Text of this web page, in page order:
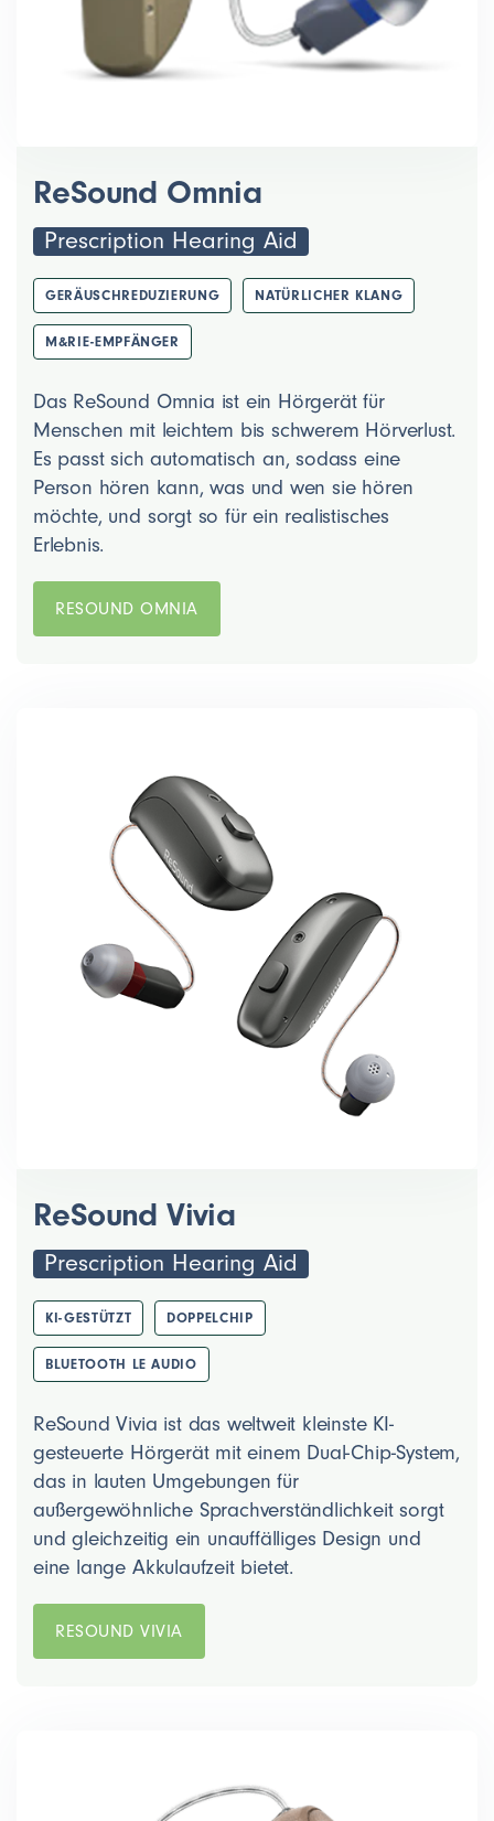
ReSound Omnia
Prescription Hearing Aid
GERÄUSCHREDUZIERUNG NATÜRLICHER KLANG
M&RIE-EMPFÄNGER
Das ReSound Omnia ist ein Hörgerät für
Menschen mit leichtem bis schwerem Hörverlust.
Es passt sich automatisch an, sodass eine
Person hören kann, was und wen sie hören
möchte, und sorgt so für ein realistisches
Erlebnis.
RESOUND OMNIA
ReSound Vivia
Prescription Hearing Aid
KI-GESTÜTZT DOPPELCHIP
BLUETOOTH LE AUDIO
ReSound Vivia ist das weltweit kleinste KI-
gesteuerte Hörgerät mit einem Dual-Chip-System,
das in lauten Umgebungen für
außergewöhnliche Sprachverständlichkeit sorgt
und gleichzeitig ein unauffälliges Design und
eine lange Akkulaufzeit bietet.
RESOUND VIVIA